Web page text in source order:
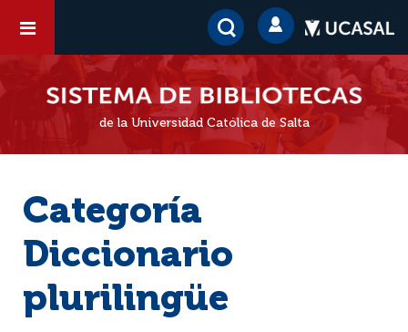
de la Universidad Católica de Salta
Categoría
Diccionario
plurilingüe